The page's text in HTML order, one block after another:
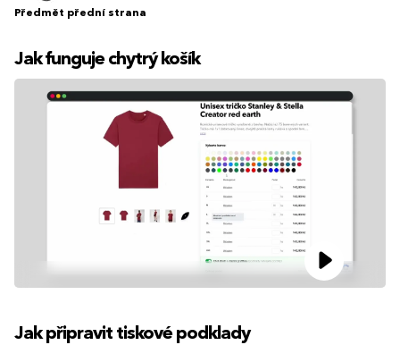
Předmět přední strana
Jak funguje chytrý košík
Jak připravit tiskové podklady